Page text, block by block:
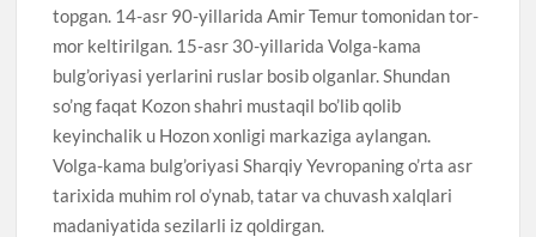
topgan. 14-asr 90-yillarida Amir Temur tomonidan tor-
mor keltirilgan. 15-asr 30-yillarida Volga-kama
bulg’oriyasi yerlarini ruslar bosib olganlar. Shundan
so’ng faqat Kozon shahri mustaqil bo’lib qolib
keyinchalik u Hozon xonligi markaziga aylangan.
Volga-kama bulg’oriyasi Sharqiy Yevropaning o’rta asr
tarixida muhim rol o’ynab, tatar va chuvash xalqlari
madaniyatida sezilarli iz qoldirgan.